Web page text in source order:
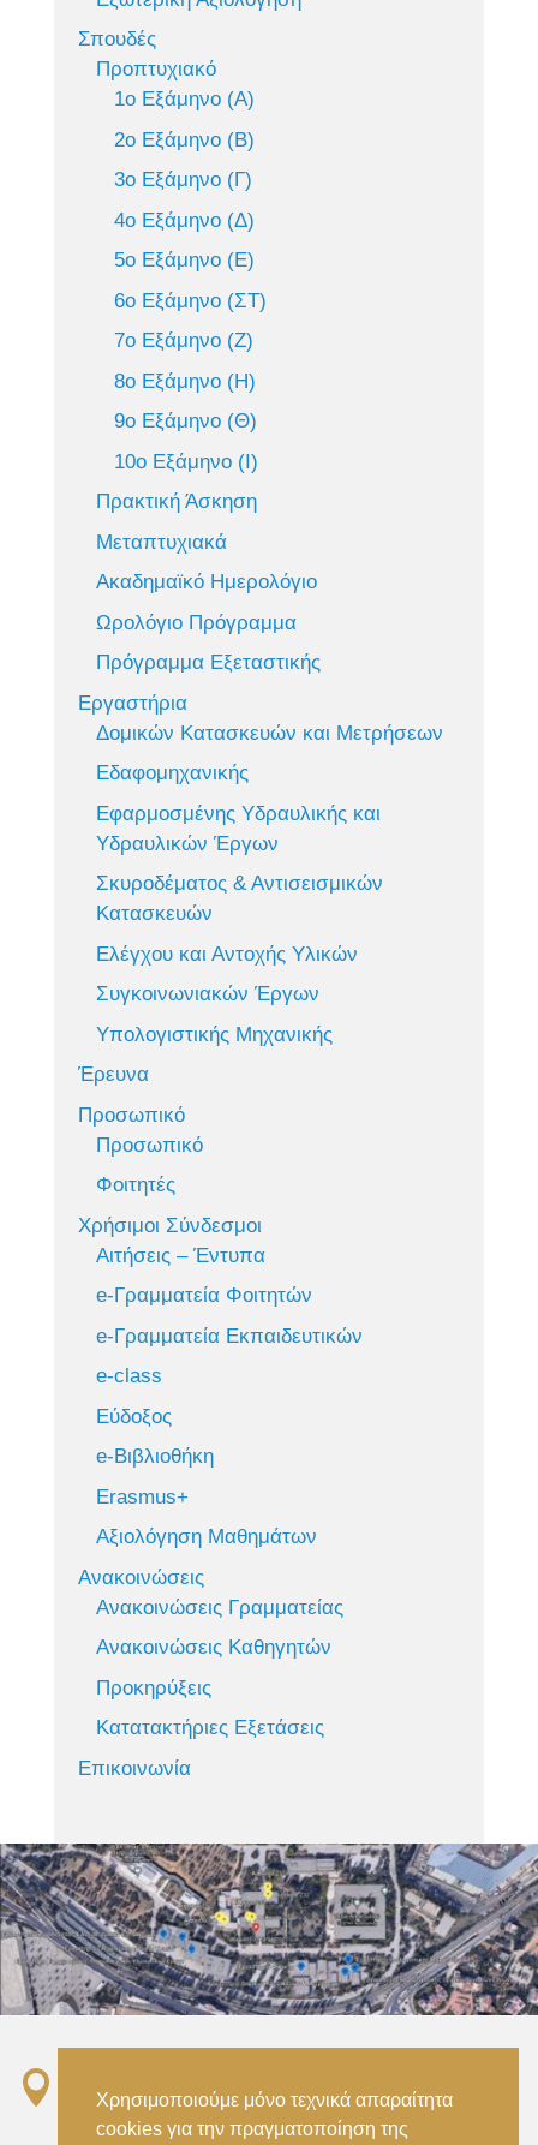
Σπουδές
Προπτυχιακό
1ο Εξάμηνο (Α)
2ο Εξάμηνο (Β)
3ο Εξάμηνο (Γ)
4ο Εξάμηνο (Δ)
5ο Εξάμηνο (Ε)
6ο Εξάμηνο (ΣΤ)
7ο Εξάμηνο (Ζ)
8ο Εξάμηνο (Η)
9ο Εξάμηνο (Θ)
10ο Εξάμηνο (Ι)
Πρακτική Άσκηση
Μεταπτυχιακά
Ακαδημαϊκό Ημερολόγιο
Ωρολόγιο Πρόγραμμα
Πρόγραμμα Εξεταστικής
Εργαστήρια
Δομικών Κατασκευών και Μετρήσεων
Εδαφομηχανικής
Εφαρμοσμένης Υδραυλικής και
Υδραυλικών Έργων
Σκυροδέματος & Αντισεισμικών
Κατασκευών
Ελέγχου και Αντοχής Υλικών
Συγκοινωνιακών Έργων
Υπολογιστικής Μηχανικής
Έρευνα
Προσωπικό
Προσωπικό
Φοιτητές
Χρήσιμοι Σύνδεσμοι
Αιτήσεις – Έντυπα
e-Γραμματεία Φοιτητών
e-Γραμματεία Εκπαιδευτικών
e-class
Εύδοξος
e-Βιβλιοθήκη
Erasmus+
Αξιολόγηση Μαθημάτων
Ανακοινώσεις
Ανακοινώσεις Γραμματείας
Ανακοινώσεις Καθηγητών
Προκηρύξεις
Κατατακτήριες Εξετάσεις
Επικοινωνία

Αττικής –
Χρησιμοποιούμε μόνο τεχνικά απαραίτητα
cookies για την πραγματοποίηση της